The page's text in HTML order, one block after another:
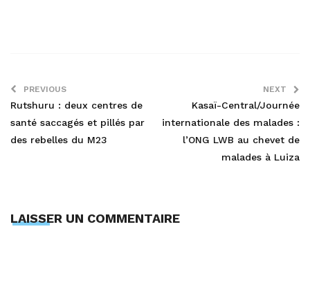
PREVIOUS
Rutshuru : deux centres de
santé saccagés et pillés par
des rebelles du M23
NEXT
Kasaï-Central/Journée
internationale des malades :
l’ONG LWB au chevet de
malades à Luiza
LAISSER UN COMMENTAIRE